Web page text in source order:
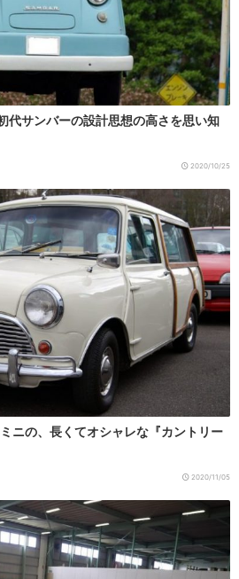
代サンバーの設計思想の高さを思い知
2020/10/25
ニの、長くてオシャレな『カントリー
2020/11/05